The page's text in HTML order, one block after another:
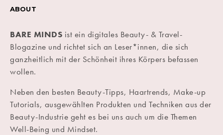
ABOUT
BARE MINDS ist ein digitales Beauty- & Travel-
Blogazine und richtet sich an Leser*innen, die sich
ganzheitlich mit der Schönheit ihres Körpers befassen
wollen.
Neben den besten Beauty-Tipps, Haartrends, Make-up
Tutorials, ausgewählten Produkten und Techniken aus der
Beauty-Industrie geht es bei uns auch um die Themen
Well-Being und Mindset.